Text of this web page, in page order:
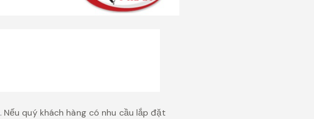
. Nếu quý khách hàng có nhu cầu lắp đặt